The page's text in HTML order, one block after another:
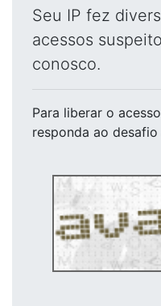
Seu IP fez
acessos
conosco.
Para liberar o acesso
responda ao desafio